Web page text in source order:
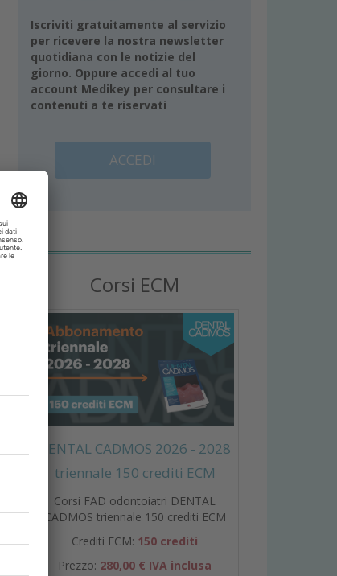
Iscriviti gratuitamente al servizio
per ricevere la nostra newsletter
quotidiana con le notizie del
giorno. Oppure accedi al tuo
account Medikey per consultare i
contenuti a te riservati
ACCEDI
Corsi ECM
DENTAL CADMOS 2026 - 2028
triennale 150 crediti ECM
Corsi FAD odontoiatri DENTAL
CADMOS triennale 150 crediti ECM
Crediti ECM: 150 crediti
Prezzo: 280,00 € IVA inclusa